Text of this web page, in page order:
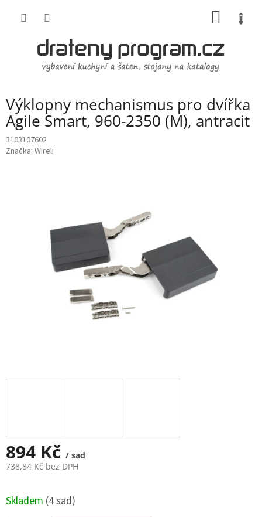
Výklopny mechanismus pro dvířka
Agile Smart, 960-2350 (M), antracit
3103107602
Značka: Wireli
894 Kč / sad
738,84 Kč bez DPH
cena:
Skladem (4 sad)